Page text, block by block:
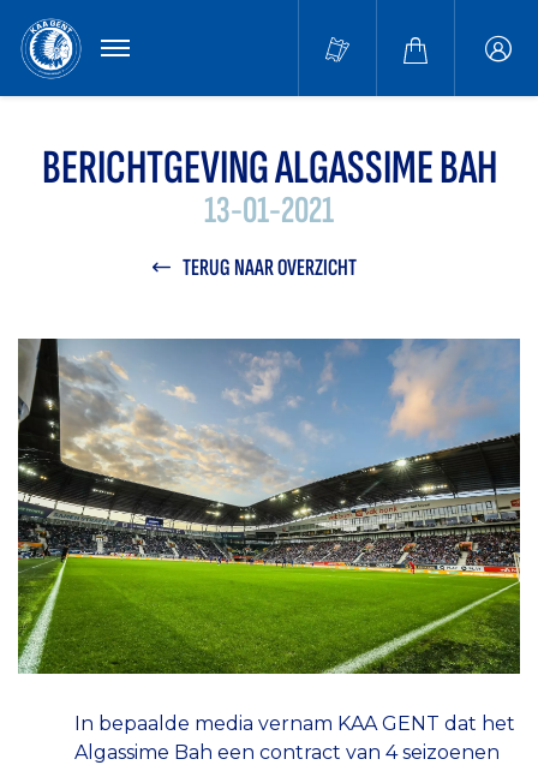
MENU
BERICHTGEVING ALGASSIME BAH
13-01-2021
TERUG NAAR OVERZICHT
In bepaalde media vernam KAA GENT dat het
Algassime Bah een contract van 4 seizoenen